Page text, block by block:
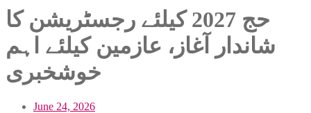
حج 2027 کیلئے رجسٹریشن کا
شاندار آغاز، عازمین کیلئے اہم
خوشخبری
June 24, 2026